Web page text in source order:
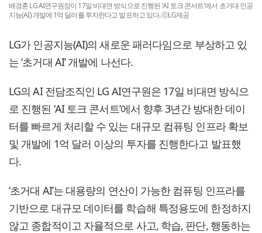
배경훈 LG AI연구원장이 17일 비대면 방식으로 진행된 'AI 토크 콘서트'에서 초거대 인공
지능(AI) 개발에 1억 달러를 투자한다고 발표하고 있다. ⓒLG제공
LG가 인공지능(AI)의 새로운 패러다임으로 부상하고 있
는 ‘초거대 AI’ 개발에 나선다.
LG의 AI 전담조직인 LG AI연구원은 17일 비대면 방식으
로 진행된 ‘AI 토크 콘서트’에서 향후 3년간 방대한 데이
터를 빠르게 처리할 수 있는 대규모 컴퓨팅 인프라 확보
및 개발에 1억 달러 이상의 투자를 진행한다고 발표했
다.
‘초거대 AI’는 대용량의 연산이 가능한 컴퓨팅 인프라를
기반으로 대규모 데이터를 학습해 특정용도에 한정하지
않고 종합적이고 자율적으로 사고, 학습, 판단, 행동하는